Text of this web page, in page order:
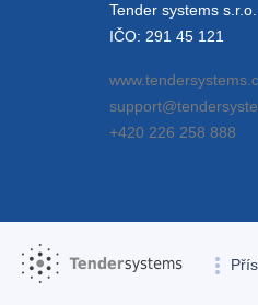
Tender systems s.r.o.
IČO: 291 45 121
+420 226 258 888
more_vert